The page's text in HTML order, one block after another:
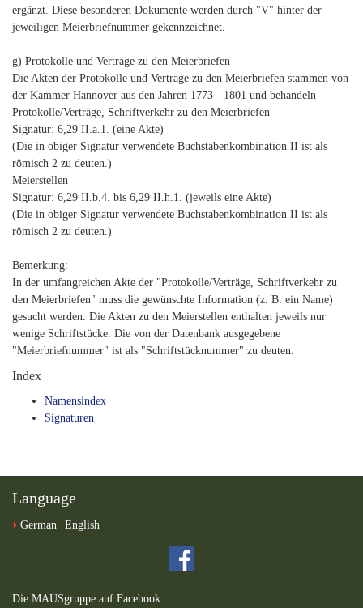
ergänzt. Diese besonderen Dokumente werden durch "V" hinter der
jeweiligen Meierbriefnummer gekennzeichnet.
g) Protokolle und Verträge zu den Meierbriefen
Die Akten der Protokolle und Verträge zu den Meierbriefen stammen von
der Kammer Hannover aus den Jahren 1773 - 1801 und behandeln
Protokolle/Verträge, Schriftverkehr zu den Meierbriefen
Signatur: 6,29 II.a.1. (eine Akte)
(Die in obiger Signatur verwendete Buchstabenkombination II ist als
römisch 2 zu deuten.)
Meierstellen
Signatur: 6,29 II.b.4. bis 6,29 II.h.1. (jeweils eine Akte)
(Die in obiger Signatur verwendete Buchstabenkombination II ist als
römisch 2 zu deuten.)
Bemerkung:
In der umfangreichen Akte der "Protokolle/Verträge, Schriftverkehr zu
den Meierbriefen" muss die gewünschte Information (z. B. ein Name)
gesucht werden. Die Akten zu den Meierstellen enthalten jeweils nur
wenige Schriftstücke. Die von der Datenbank ausgegebene
"Meierbriefnummer" ist als "Schriftstücknummer" zu deuten.
Index
Namensindex
Signaturen
Language
German English
Die MAUSgruppe auf Facebook